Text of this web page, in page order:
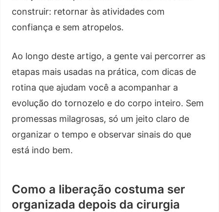
construir: retornar às atividades com
confiança e sem atropelos.
Ao longo deste artigo, a gente vai percorrer as
etapas mais usadas na prática, com dicas de
rotina que ajudam você a acompanhar a
evolução do tornozelo e do corpo inteiro. Sem
promessas milagrosas, só um jeito claro de
organizar o tempo e observar sinais do que
está indo bem.
Como a liberação costuma ser
organizada depois da cirurgia